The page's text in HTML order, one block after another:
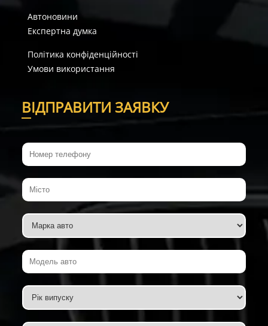
Автоновини
Експертна думка
Політика конфіденційності
Умови використання
ВІДПРАВИТИ ЗАЯВКУ